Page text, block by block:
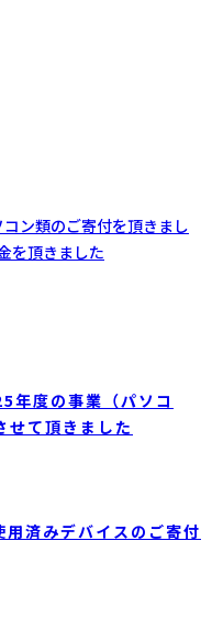
ン類のご寄付を頂きまし
を頂きました
度の事業（パソコ
せて頂きました
済みデバイスのご寄付